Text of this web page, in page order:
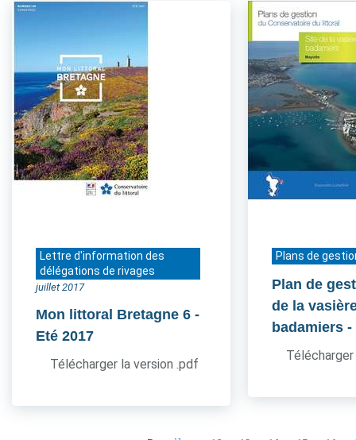
Lettre d'information des
délégations de rivages
juillet 2017
Mon littoral Bretagne 6 -
Eté 2017
Télécharger la version .pdf
Plans de
Plan de
de la
badamiers -